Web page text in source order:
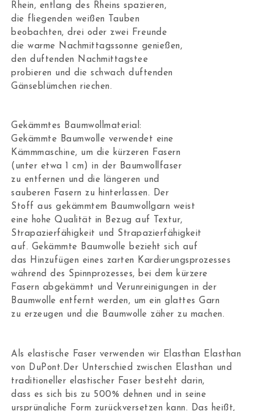
Rhein, entlang des Rheins spazieren,
die fliegenden weißen Tauben
beobachten, drei oder zwei Freunde
die warme Nachmittagssonne genießen,
den duftenden Nachmittagstee
probieren und die schwach duftenden
Gänseblümchen riechen.
Gekämmtes Baumwollmaterial:
Gekämmte Baumwolle verwendet eine
Kämmmaschine, um die kürzeren Fasern
(unter etwa 1 cm) in der Baumwollfaser
zu entfernen und die längeren und
sauberen Fasern zu hinterlassen. Der
Stoff aus gekämmtem Baumwollgarn weist
eine hohe Qualität in Bezug auf Textur,
Strapazierfähigkeit und Strapazierfähigkeit
auf. Gekämmte Baumwolle bezieht sich auf
das Hinzufügen eines zarten Kardierungsprozesses
während des Spinnprozesses, bei dem kürzere
Fasern abgekämmt und Verunreinigungen in der
Baumwolle entfernt werden, um ein glattes Garn
zu erzeugen und die Baumwolle zäher zu machen.
Als elastische Faser verwenden wir Elasthan Elasthan
von DuPont.Der Unterschied zwischen Elasthan und
traditioneller elastischer Faser besteht darin,
dass es sich bis zu 500% dehnen und in seine
ursprüngliche Form zurückversetzen kann. Das heißt,